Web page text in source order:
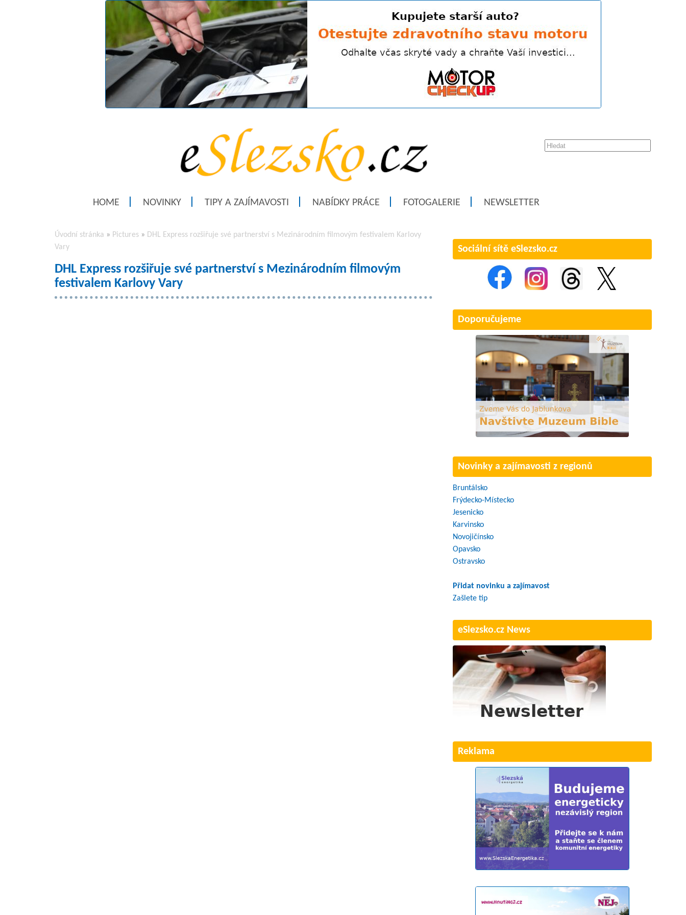
HOME NOVINKY TIPY A ZAJÍMAVOSTI NABÍDKY PRÁCE FOTOGALERIE NEWSLETTER
Úvodní stránka » Pictures » DHL Express rozšiřuje své partnerství s Mezinárodním filmovým festivalem Karlovy
Vary
DHL Express rozšiřuje své partnerství s Mezinárodním filmovým
festivalem Karlovy Vary
Sociální sítě eSlezsko.cz
Doporučujeme
Novinky a zajímavosti z regionů
Bruntálsko
Frýdecko-Místecko
Jesenicko
Karvinsko
Novojičínsko
Opavsko
Ostravsko
Přidat novinku a zajímavost
Zašlete tip
eSlezsko.cz News
Reklama